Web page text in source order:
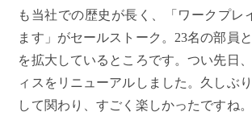
も当社での歴史が長く、「ワークプレ
ます」がセールストーク。23名の部員
を拡大しているところです。つい先日
ィスをリニューアルしました。久しぶ
して関わり、すごく楽しかったですね